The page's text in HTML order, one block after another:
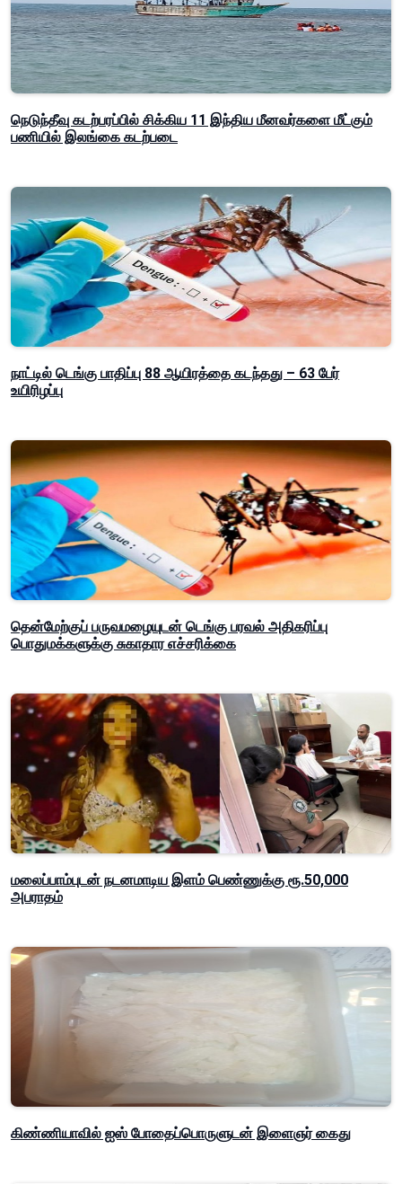
நெடுந்தீவு கடற்பரப்பில் சிக்கிய 11 இந்திய மீனவர்களை மீட்கும்
பணியில் இலங்கை கடற்படை
நாட்டில் டெங்கு பாதிப்பு 88 ஆயிரத்தை கடந்தது – 63 பேர்
உயிரிழப்பு
தென்மேற்குப் பருவமழையுடன் டெங்கு பரவல் அதிகரிப்பு
பொதுமக்களுக்கு சுகாதார எச்சரிக்கை
மலைப்பாம்புடன் நடனமாடிய இளம் பெண்ணுக்கு ரூ.50,000
அபராதம்
கிண்ணியாவில் ஐஸ் போதைப்பொருளுடன் இளைஞர் கைது